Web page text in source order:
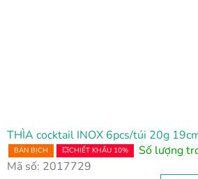
THÌA cocktail INOX 6pcs/túi 20g
BÁN BỊCH 💥CHIẾT KHẤU 10% Số lượng
Mã số: 2017729